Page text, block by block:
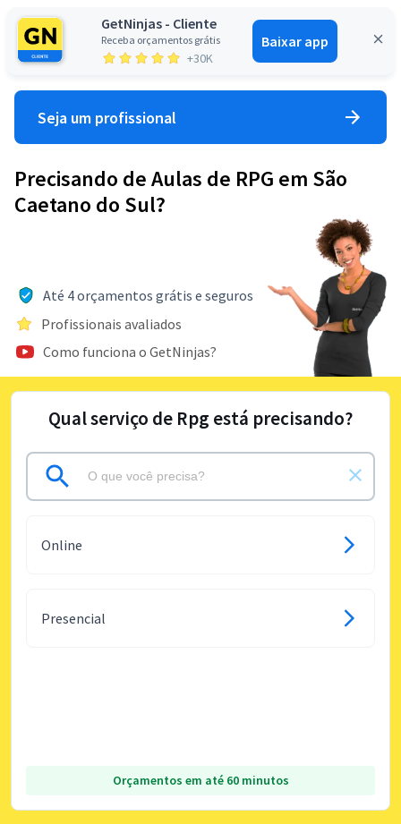
GetNinjas - Cliente
Receba orçamentos grátis
+30K
Baixar app
Entrar
Seja um profissional
Precisando de Aulas de RPG em São
Caetano do Sul?
Até 4 orçamentos grátis e seguros
Profissionais avaliados
Como funciona o GetNinjas?
Qual serviço de Rpg está precisando?
Online
Presencial
Orçamentos em até 60 minutos